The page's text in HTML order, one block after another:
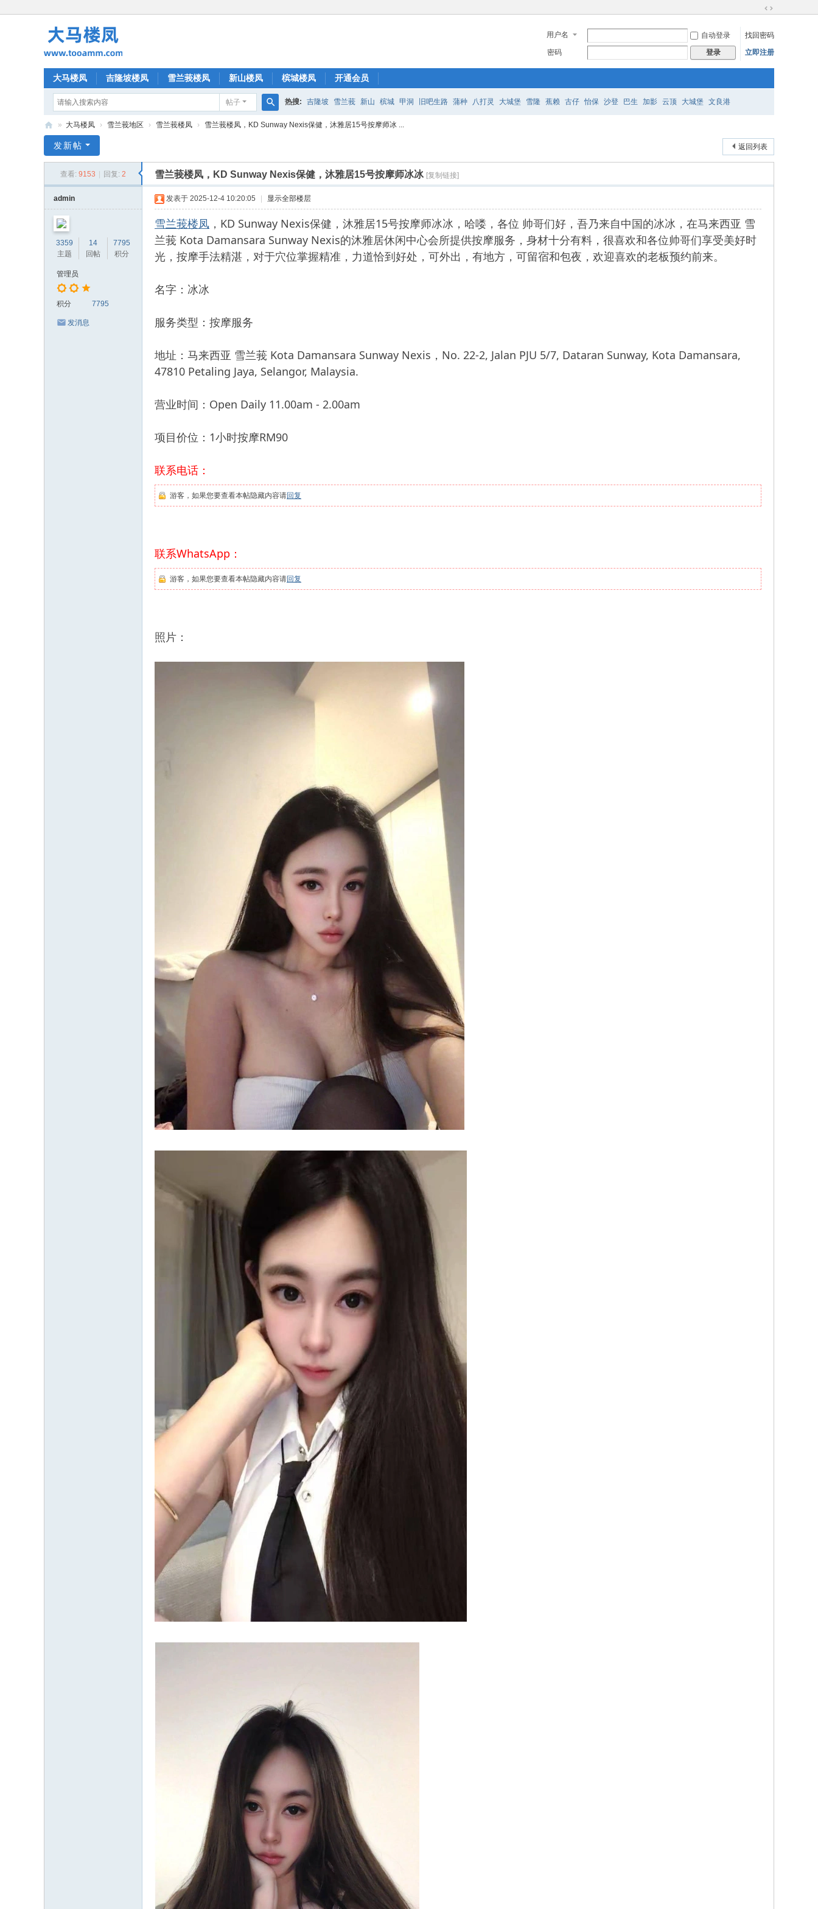
换
到
宽
用户名 自动登录
找回密码
密码
登录 立即注册
大马楼凤 吉隆坡楼凤 雪兰莪楼凤 新山楼凤 槟城楼凤 开通会员
帖子 热搜: 吉隆坡 雪兰莪 新山 槟城 甲洞 旧吧生路 蒲种 八打灵 大城堡 雪隆 蕉赖 古仔 怡保 沙登 巴生 加影 云顶 大城堡 文良港
马
» 大马楼凤 › 雪兰莪地区 › 雪兰莪楼凤 › 雪兰莪楼凤，KD Sunway Nexis保健，沐雅居15号按摩师冰 ...
返回列表
发新帖
查看: 9153 回复: 2 雪兰莪楼凤，KD Sunway Nexis保健，沐雅居15号按摩师冰冰 [复制链接]
admin
3359
主题
14
回帖
7795
积分
管理员
积分 7795
发消息
发表于 2025-12-4 10:20:05 显示全部楼层
雪兰莪楼凤 ，KD Sunway Nexis保健，沐雅居15号按摩师冰冰，哈喽，各位 帅哥们好，吾乃来自中国的冰冰，在马来西亚 雪
兰莪 Kota Damansara Sunway Nexis的沐雅居休闲中心会所提供按摩服务，身材十分有料，很喜欢和各位帅哥们享受美好时
光，按摩手法精湛，对于穴位掌握精准，力道恰到好处，可外出，有地方，可留宿和包夜，欢迎喜欢的老板预约前来。
名字：冰冰
服务类型：按摩服务
地址：马来西亚 雪兰莪 Kota Damansara Sunway Nexis，No. 22-2, Jalan PJU 5/7, Dataran Sunway, Kota Damansara,
47810 Petaling Jaya, Selangor, Malaysia.
营业时间：Open Daily 11.00am - 2.00am
项目价位：1小时按摩RM90
联系电话：
游客，如果您要查看本帖隐藏内容请回复
联系WhatsApp：
游客，如果您要查看本帖隐藏内容请回复
照片：